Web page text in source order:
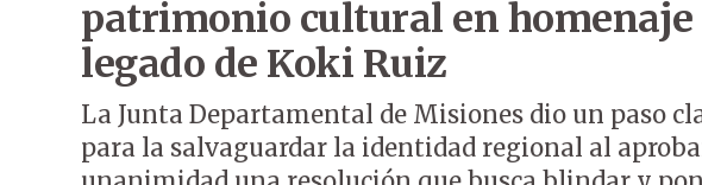
patrimonio cultural en homenaje
legado de Koki Ruiz
La Junta Departamental de Misiones dio un paso
para la salvaguardar la identidad regional al